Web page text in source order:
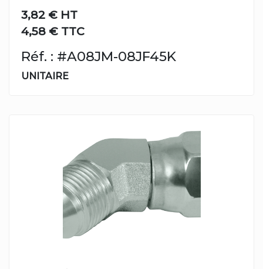
3,82 € HT
4,58 € TTC
Réf. : #A08JM-08JF45K
UNITAIRE